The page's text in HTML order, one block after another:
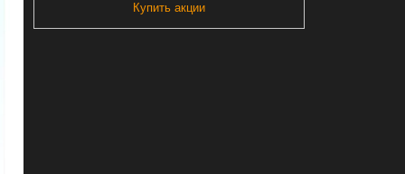
Купить акции